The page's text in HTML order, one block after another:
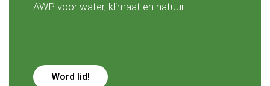
AWP voor water, klimaat en natuur
Word lid!